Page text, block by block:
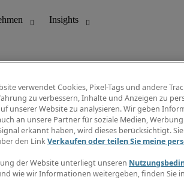
Bereich
Info Center
E-Learning
verwendet Cookies, Pixel-Tags und andere
zu verbessern, Inhalte und Anzeigen zu
unserer Website zu analysieren. Wir geben
an unsere Partner für soziale Medien,
erkannt haben, wird dieses berücksichtigt.
den LinkVerkaufen oder teilen Sie meine
der Website unterliegt unseren
wie wir Informationen weitergeben, finden Sie